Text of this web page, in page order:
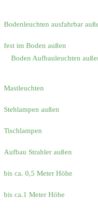
Bodenleuchten ausfahrbar
fest im Boden außen
Boden Aufbauleuchten
Mastleuchten
Stehlampen außen
Tischlampen
Aufbau Strahler außen
bis ca. 0,5 Meter Höhe
bis ca.1 Meter Höhe